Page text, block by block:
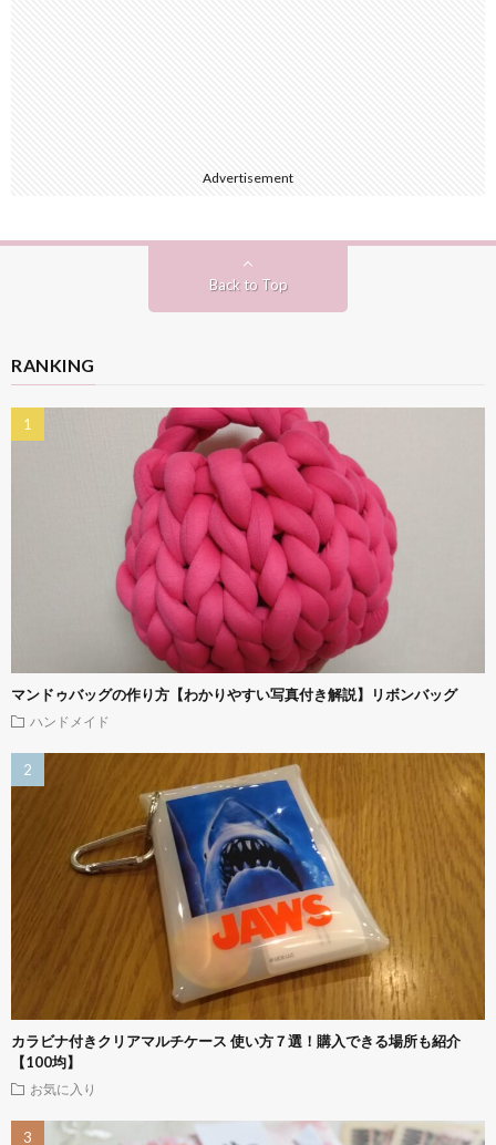
Advertisement
Back to Top
RANKING
マンドゥバッグの作り方【わかりやすい写真付き解説】リボンバッグ
ハンドメイド
カラビナ付きクリアマルチケース 使い方７選！購入できる場所も紹介
【100均】
お気に入り